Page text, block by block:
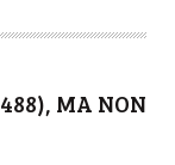
MA NON